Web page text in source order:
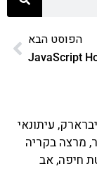
הפוסט הבא
JavaScript
עיתונאי
מרצה בקריה
חיפה, אב